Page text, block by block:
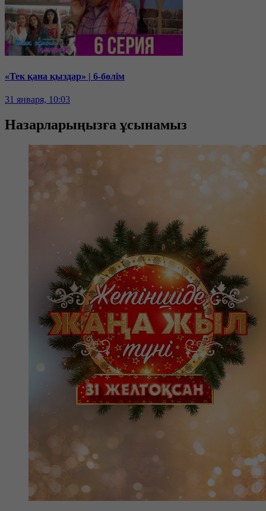
«Тек қана қыздар» | 6-бөлім
31 января, 10:03
Назарларыңызға ұсынамыз